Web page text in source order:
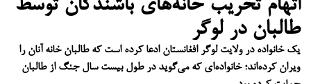
اتهام تخریب خانه‌های باشندگان توسط
طالبان در لوگر
یک خانواده در ولایت لوگر افغانستان ادعا کرده است که طالبان خانه آنان را
ویران کرده‌اند؛ خانواده‌ای که می‌گوید در طول بیست سال جنگ از طالبان